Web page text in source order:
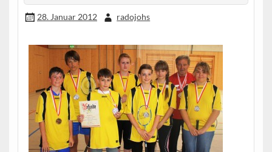
28. Januar 2012 radojohs